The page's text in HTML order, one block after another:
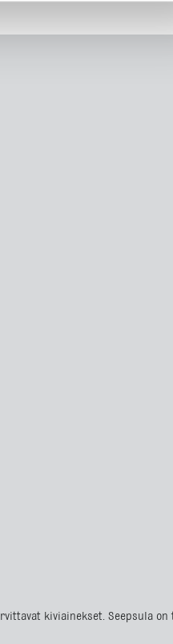
kiviainekset. Seepsula on